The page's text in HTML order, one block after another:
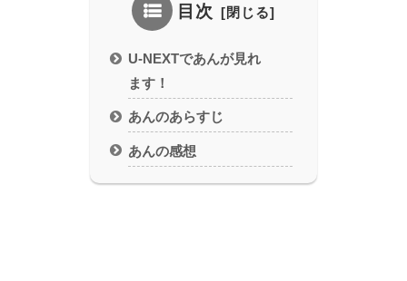
目次
U-NEXTであんが見れ
ます！
あんのあらすじ
あんの感想